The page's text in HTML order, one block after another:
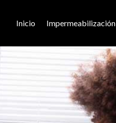
Inicio Impermeabilización